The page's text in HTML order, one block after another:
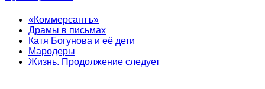
«Коммерсантъ»
Драмы в письмах
Катя Богунова и её дети
Мародеры
Жизнь. Продолжение следует